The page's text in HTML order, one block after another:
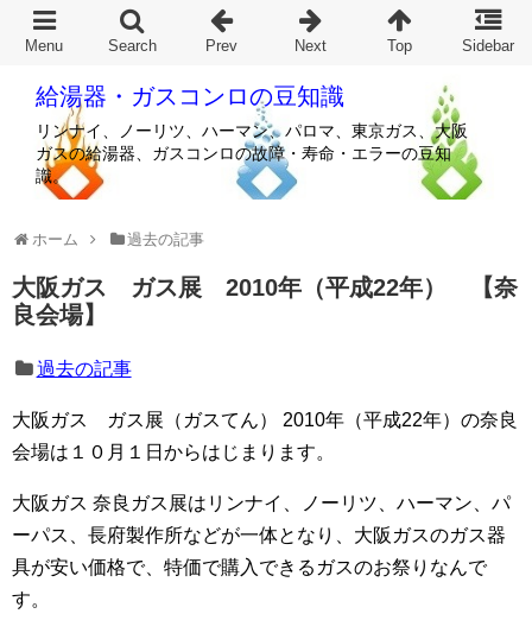
給湯器・ガスコンロの豆知識
リンナイ、ノーリツ、ハーマン、パロマ、東京ガス、大阪
ガスの給湯器、ガスコンロの故障・寿命・エラーの豆知
識。
ホーム 過去の記事
大阪ガス ガス展 2010年（平成22年） 【奈
良会場】
過去の記事
大阪ガス ガス展（ガスてん） 2010年（平成22年）の奈良
会場は１０月１日からはじまります。
大阪ガス 奈良ガス展はリンナイ、ノーリツ、ハーマン、パ
ーパス、長府製作所などが一体となり、大阪ガスのガス器
具が安い価格で、特価で購入できるガスのお祭りなんで
す。